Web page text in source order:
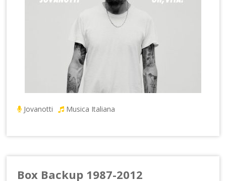
Jovanotti Musica Italiana
Box Backup 1987-2012